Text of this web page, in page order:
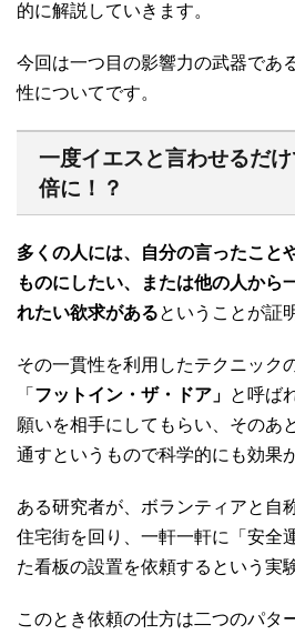
的に解説していきます。
今回は一つ目の影響力の武器であ
性についてです。
一度イエスと言わせるだ
倍に！？
多くの人には、自分の言ったこと
ものにしたい、または他の人から
れたい欲求があるということが証
その一貫性を利用したテクニック
「 フットイン・ザ・ドア」 と呼ば
願いを相手にしてもらい、そのあ
通すというもので科学的にも効果
ある研究者が、ボランティアと自
住宅街を回り、一軒一軒に「安全
た看板の設置を依頼するという実
このとき依頼の仕方は二つのパタ